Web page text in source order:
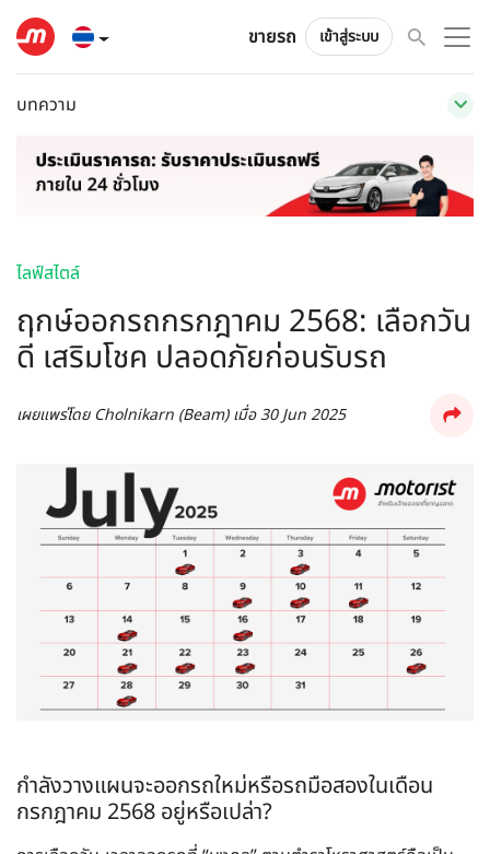
ขายรถ เข้าสู่ระบบ
บทความ
ไลฟ์สไตล์
ฤกษ์ออกรถกรกฎาคม 2568: เลือกวัน
ดี เสริมโชค ปลอดภัยก่อนรับรถ
เผยแพร่โดย Cholnikarn (Beam) เมื่อ30 Jun 2025
กำลังวางแผนจะออกรถใหม่หรือรถมือสองในเดือน
กรกฎาคม 2568 อยู่หรือเปล่า?